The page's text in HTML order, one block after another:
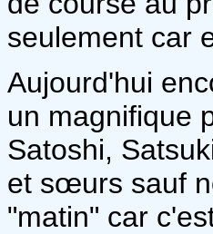
seulement car
Aujourd'hui
un magnifique
Satoshi,
et sœurs sauf
"matin" car